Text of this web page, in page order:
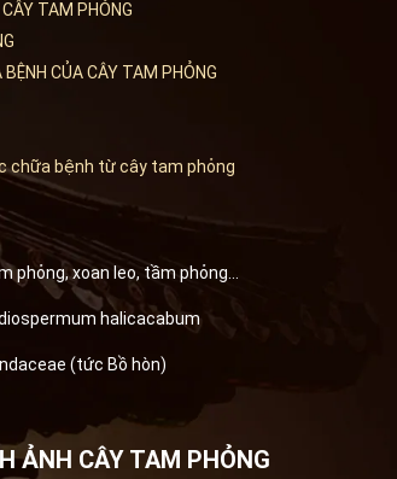
CÂY TAM PHỎNG
BỆNH CỦA CÂY TAM PHỎNG
chữa bệnh từ cây tam phỏng
phỏng, xoan leo, tầm phỏng…
halicacabum
(tức Bồ hòn)
ẢNH CÂY TAM PHỎNG